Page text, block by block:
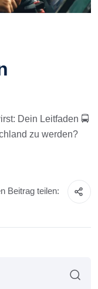
Dein Leitfaden 🚍
zu werden?
Beitrag teilen: